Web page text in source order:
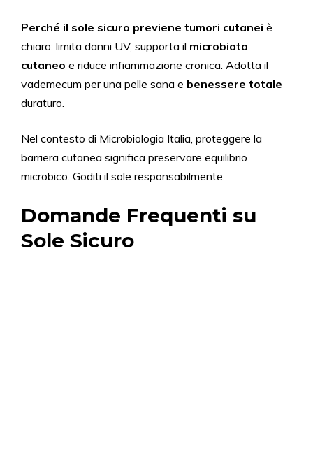
Perché il sole sicuro previene tumori cutanei è
chiaro: limita danni UV, supporta il microbiota
cutaneo e riduce infiammazione cronica. Adotta il
vademecum per una pelle sana e benessere totale
duraturo.
Nel contesto di Microbiologia Italia, proteggere la
barriera cutanea significa preservare equilibrio
microbico. Goditi il sole responsabilmente.
Domande Frequenti su
Sole Sicuro